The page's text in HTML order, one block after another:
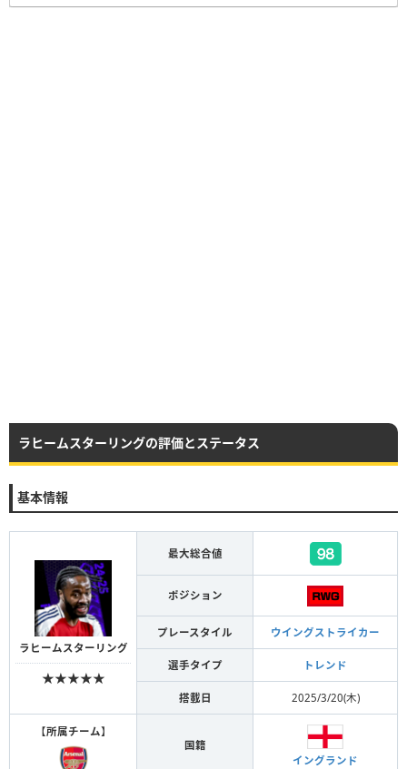
ラヒームスターリングの評価とステータス
基本情報
ラヒームスターリング
★★★★★
最大総合値
ポジション
プレースタイル ウイングストライカー
選手タイプ トレンド
搭載日 2025/3/20(木)
【所属チーム】
国籍
イングランド